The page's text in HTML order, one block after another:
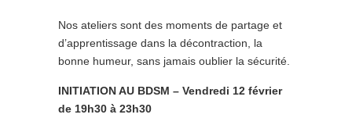
Nos ateliers sont des moments de partage et
d’apprentissage dans la décontraction, la
bonne humeur, sans jamais oublier la sécurité.
INITIATION AU BDSM – Vendredi 12 février
de 19h30 à 23h30